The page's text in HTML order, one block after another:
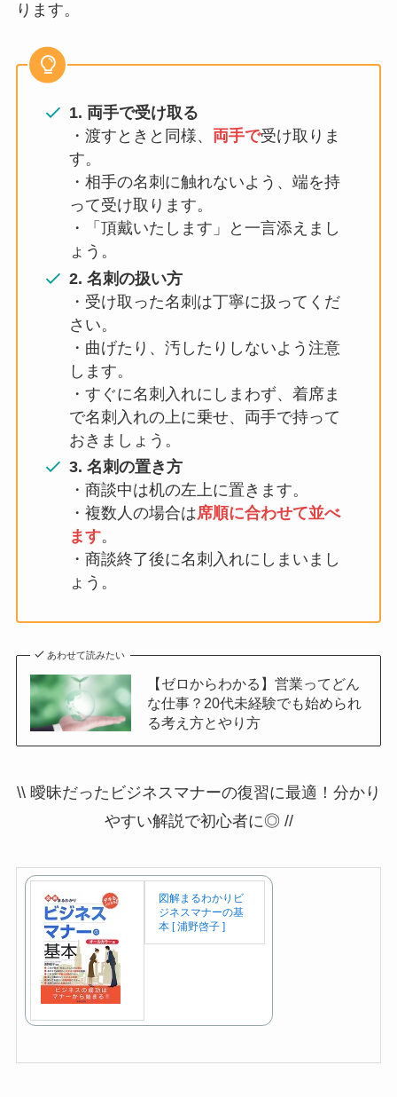
ります。
1. 両手で受け取る
・渡すときと同様、 両手で受け取りま
す。
・相手の名刺に触れないよう、端を持
って受け取ります。
・「頂戴いたします」と一言添えまし
ょう。
2. 名刺の扱い方
・受け取った名刺は丁寧に扱ってくだ
さい。
・曲げたり、汚したりしないよう注意
します。
・すぐに名刺入れにしまわず、着席ま
で名刺入れの上に乗せ、両手で持って
おきましょう。
3. 名刺の置き方
・商談中は机の左上に置きます。
・複数人の場合は席順に合わせて並べ
ます。
・商談終了後に名刺入れにしまいまし
ょう。
あわせて読みたい
【ゼロからわかる】営業ってどん
な仕事？20代未経験でも始められ
る考え方とやり方
\\ 曖昧だったビジネスマナーの復習に最適！分かり
やすい解説で初心者に◎ //
図解まるわかりビ
ジネスマナーの基
本 [ 浦野啓子 ]